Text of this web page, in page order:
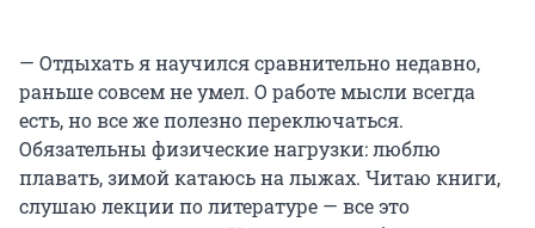
— Отдыхать я научился сравнительно недавно,
раньше совсем не умел. О работе мысли всегда
есть, но все же полезно переключаться.
Обязательны физические нагрузки: люблю
плавать, зимой катаюсь на лыжах. Читаю книги,
слушаю лекции по литературе — все это